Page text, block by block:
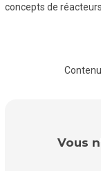
concepts de réacteurs
Vous